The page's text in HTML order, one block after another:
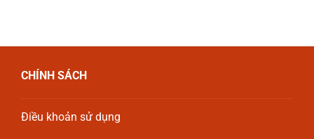
CHÍNH SÁCH
Điều khoản sử dụng